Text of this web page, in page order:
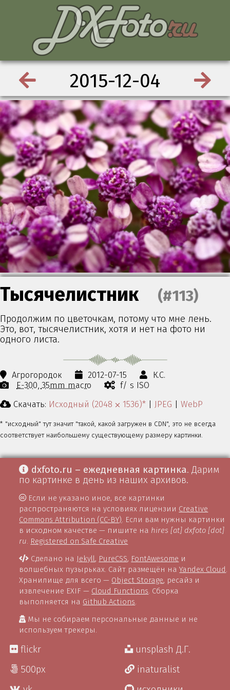
2015-12-04
Тысячелистник (#113)
Продолжим по цветочкам, потому что мне лень.
Это, вот, тысячелистник, хотя и нет на фото ни
одного листа.
Агрогородок 2012-07-15
К.С.
E-300 35mm macro
f/ s ISO
Скачать: Исходный (2048 ⨉ 1536)* | JPEG | WebP
* "исходный" тут значит "такой, какой загружен в CDN", это не всегда
соответствует наибольшему существующему размеру картинки.
dxfoto.ru – ежедневная картинка. Дарим
по картинке в день из наших архивов.
Если не указано иное, все картинки
распространяются на условиях лицензии Creative
Commons Attribution (CC-BY) . Если вам нужны картинки
в исходном качестве — пишите на hires [at] dxfoto [dot]
ru Registered on Safe Creative
Сделано на Jekyll, PureCSS, FontAwesome и
волшебных пузырьках. Сайт размещён наYandex Cloud
Хранилище для всего — Object Storage, ресайз и
извлечение EXIF — Cloud Functions . Сборка
выполняется на Github Actions
Мы не собираем персональные данные и не
используем трекеры.
flickr
500px
unsplash Д.Г.
inaturalist